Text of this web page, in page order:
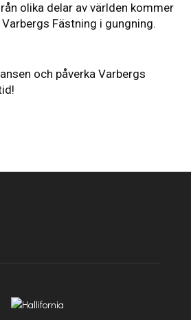
olika delar av världen kommer
Fästning i gungning.
och påverka Varbergs